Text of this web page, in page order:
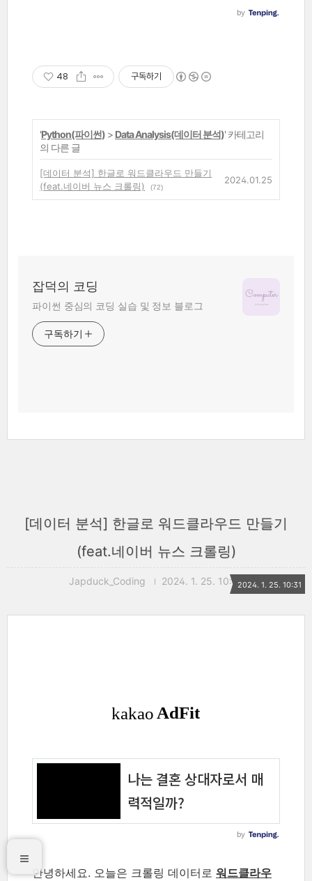
48 구독하기
'Python(파이썬) > Data Analysis(데이터 분석)' 카테고리
의 다른 글
[데이터 분석] 한글로 워드클라우드 만들기
(feat.네이버 뉴스 크롤링)
(72)
2024.01.25
잡덕의 코딩
파이썬 중심의 코딩 실습 및 정보 블로그
구독하기
[데이터 분석] 한글로 워드클라우드 만들기
(feat.네이버 뉴스 크롤링)
Japduck_Coding 2024. 1. 25. 10:312024. 1. 25. 10:31
안녕하세요. 오늘은 크롤링 데이터로 워드클라우